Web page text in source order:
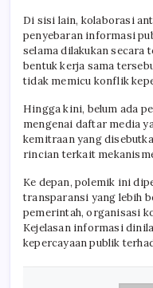
Di sisi lain, kolaborasi
penyebaran informasi
selama dilakukan secara
bentuk kerja sama
tidak memicu konflik
Hingga kini, belum ada
mengenai daftar media
kemitraan yang
rincian terkait
Ke depan, polemik ini
transparansi yang lebih
pemerintah, organisasi
Kejelasan informasi
kepercayaan publik